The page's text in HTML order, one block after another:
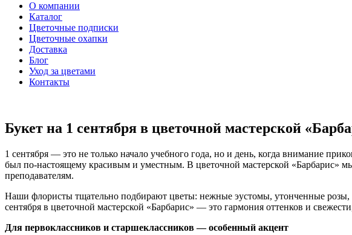
О компании
Каталог
Цветочные подписки
Цветочные охапки
Доставка
Блог
Уход за цветами
Контакты
Букет на 1 сентября в цветочной мастерской
1 сентября — это не только начало учебного года, но и день, когда внимание
был по-настоящему красивым и уместным. В цветочной мастерской «Барбарис»
преподавателям.
Наши флористы тщательно подбирают цветы: нежные эустомы, утонченные
сентября в цветочной мастерской «Барбарис» — это гармония оттенков и
Для первоклассников и старшеклассников — особенный акцент